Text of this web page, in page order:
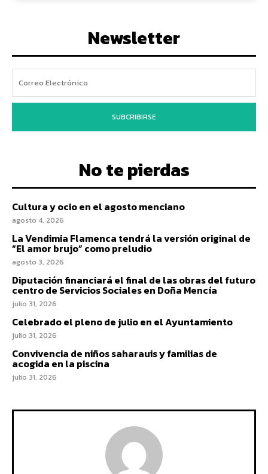
Newsletter
SUBCRIBIRSE
No te pierdas
Cultura y ocio en el agosto menciano
agosto 4, 2026
La Vendimia Flamenca tendrá la versión original de
“El amor brujo” como preludio
agosto 3, 2026
Diputación financiará el final de las obras del futuro
centro de Servicios Sociales en Doña Mencía
julio 31, 2026
Celebrado el pleno de julio en el Ayuntamiento
julio 31, 2026
Convivencia de niños saharauis y familias de
acogida en la piscina
julio 31, 2026